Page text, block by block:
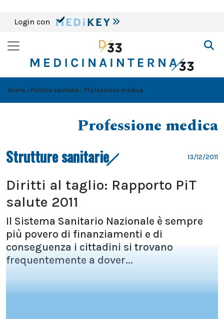
Login con
Home Politica sanitaria Professione medica
Professione medica
Strutture sanitarie 13/12/2011
Diritti al taglio: Rapporto PiT
salute 2011
Il Sistema Sanitario Nazionale è sempre
più povero di finanziamenti e di
conseguenza i cittadini si trovano
frequentemente a dover...